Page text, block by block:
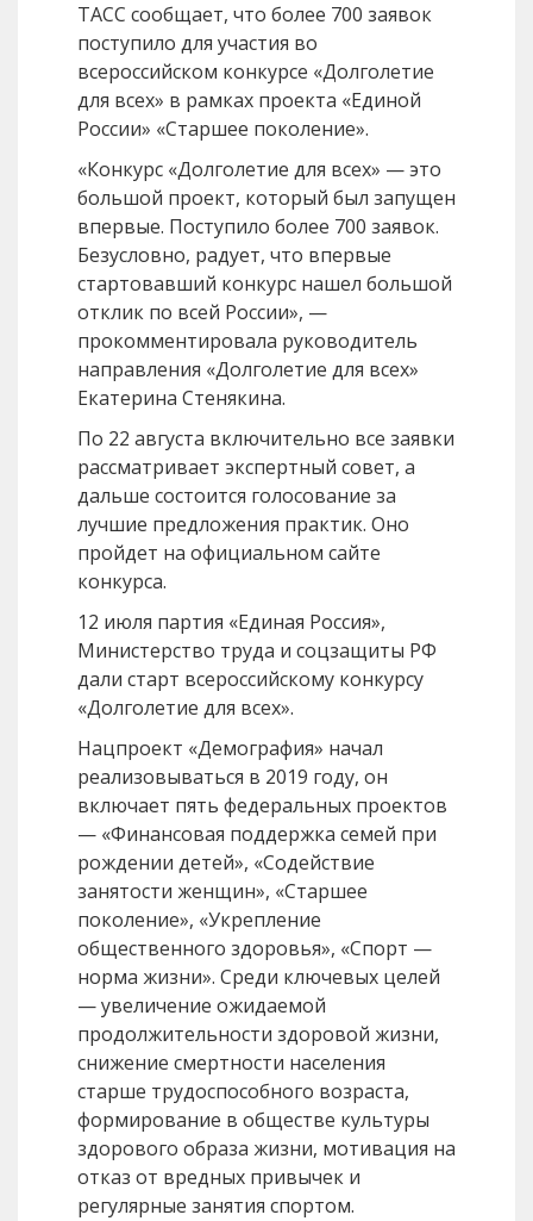
ТАСС сообщает, что более 700 заявок
поступило для участия во
всероссийском конкурсе «Долголетие
для всех» в рамках проекта «Единой
России» «Старшее поколение».
«Конкурс «Долголетие для всех» — это
большой проект, который был запущен
впервые. Поступило более 700 заявок.
Безусловно, радует, что впервые
стартовавший конкурс нашел большой
отклик по всей России», —
прокомментировала руководитель
направления «Долголетие для всех»
Екатерина Стенякина.
По 22 августа включительно все заявки
рассматривает экспертный совет, а
дальше состоится голосование за
лучшие предложения практик. Оно
пройдет на официальном сайте
конкурса.
12 июля партия «Единая Россия»,
Министерство труда и соцзащиты РФ
дали старт всероссийскому конкурсу
«Долголетие для всех».
Нацпроект «Демография» начал
реализовываться в 2019 году, он
включает пять федеральных проектов
— «Финансовая поддержка семей при
рождении детей», «Содействие
занятости женщин», «Старшее
поколение», «Укрепление
общественного здоровья», «Спорт —
норма жизни». Среди ключевых целей
— увеличение ожидаемой
продолжительности здоровой жизни,
снижение смертности населения
старше трудоспособного возраста,
формирование в обществе культуры
здорового образа жизни, мотивация на
отказ от вредных привычек и
регулярные занятия спортом.